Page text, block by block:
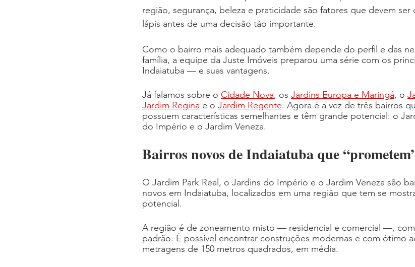
região, segurança, beleza e praticidade são fatores que devem
lápis antes de uma decisão tão importante.
Como o bairro mais adequado também depende do perfil e das
família, a equipe da Juste Imóveis preparou uma série com os
Indaiatuba — e suas vantagens.
Já falamos sobre o Cidade Nova, os Jardins Europa e Maringá, o
Jardim Regina e o Jardim Regente. Agora é a vez de três bairros
possuem características semelhantes e têm grande potencial: o
do Império e o Jardim Veneza.
Bairros novos de Indaiatuba que
O Jardim Park Real, o Jardins do Império e o Jardim Veneza são
novos em Indaiatuba, localizados em uma região que tem se
potencial.
A região é de zoneamento misto — residencial e comercial —,
padrão. É possível encontrar construções modernas e com ótimo
metragens de 150 metros quadrados, em média.